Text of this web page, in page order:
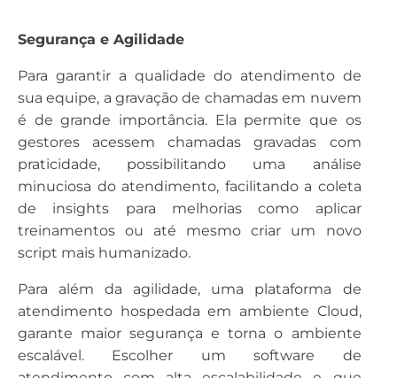
Segurança e Agilidade
Para garantir a qualidade do atendimento de
sua equipe, a gravação de chamadas em nuvem
é de grande importância. Ela permite que os
gestores acessem chamadas gravadas com
praticidade, possibilitando uma análise
minuciosa do atendimento, facilitando a coleta
de insights para melhorias como aplicar
treinamentos ou até mesmo criar um novo
script mais humanizado.
Para além da agilidade, uma plataforma de
atendimento hospedada em ambiente Cloud,
garante maior segurança e torna o ambiente
escalável. Escolher um software de